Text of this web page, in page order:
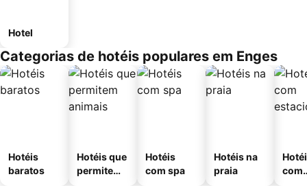
Hotel
Categorias de hotéis populares em Enges
Hotéis
baratos
Hotéis que
permitem
Hotéis
com spa
Hotéis na
praia
com